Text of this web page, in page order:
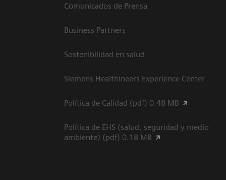
Comunicados de Prensa
Business Partners
Sostenibilidad en salud
Siemens Healthineers Experience Center
Política de Calidad (pdf) 0.48 MB
Política de EHS (salud, seguridad y medio
ambiente) (pdf) 0.18 MB